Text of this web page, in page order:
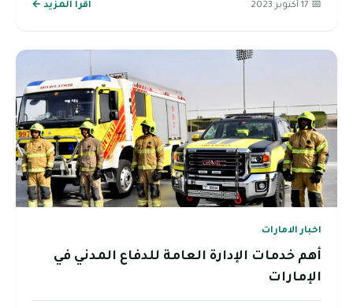
📅 17 أكتوبر 2023 اقرأ المزيد ←
اخبار الامارات
أهم خدمات الإدارة العامة للدفاع المدني في
الإمارات